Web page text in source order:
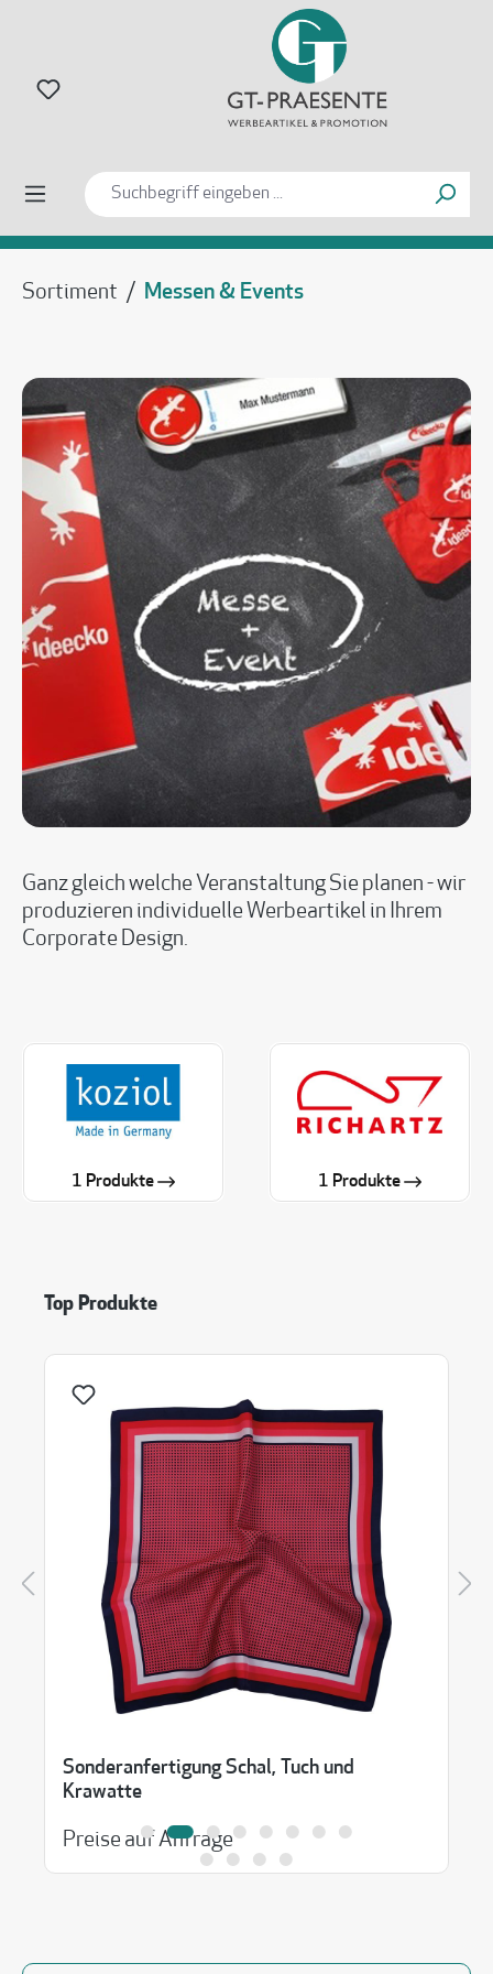
Sortiment / Messen & Events
Ganz gleich welche Veranstaltung Sie planen - wir
produzieren individuelle Werbeartikel in Ihrem
Corporate Design.
1 Produkte 1 Produkte
Produktgalerie überspringen
Top Produkte
Sonderanfertigung Schal, Tuch und
Krawatte
Preise auf Anfrage